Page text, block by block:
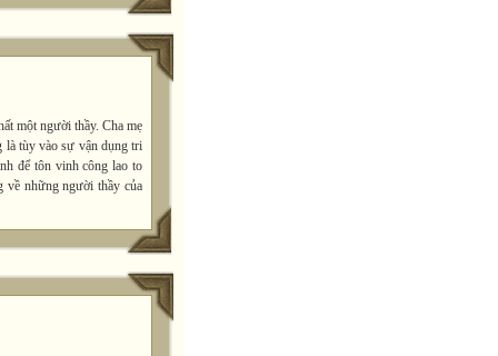
một người thầy. Cha mẹ
là tùy vào sự vận dụng tri
để tôn vinh công lao to
về những người thầy của